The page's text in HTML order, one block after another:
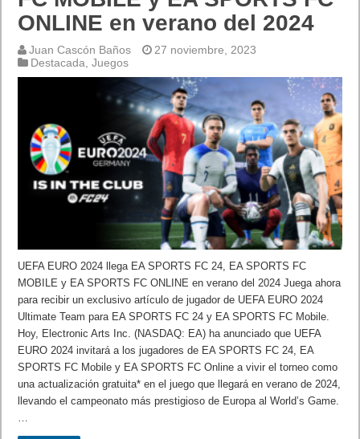
ONLINE en verano del 2024
Juan Cascón Baños
27 noviembre, 2023
Destacada ,Juegos
UEFA EURO 2024 llega EA SPORTS FC 24, EA SPORTS FC
MOBILE y EA SPORTS FC ONLINE en verano del 2024 Juega ahora
para recibir un exclusivo artículo de jugador de UEFA EURO 2024
Ultimate Team para EA SPORTS FC 24 y EA SPORTS FC Mobile.
Hoy, Electronic Arts Inc. (NASDAQ: EA) ha anunciado que UEFA
EURO 2024 invitará a los jugadores de EA SPORTS FC 24, EA
SPORTS FC Mobile y EA SPORTS FC Online a vivir el torneo como
una actualización gratuita* en el juego que llegará en verano de 2024,
llevando el campeonato más prestigioso de Europa al World’s Game.